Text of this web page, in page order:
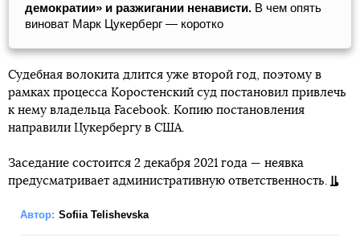
демократии» и разжигании ненависти. В чем опять
виноват Марк Цукерберг — коротко
Судебная волокита длится уже второй год, поэтому в
рамках процесса Коростенский суд постановил привлечь
к нему владельца Facebook. Копию постановления
направили Цукербергу в США.
Заседание состоится 2 декабря 2021 года — неявка
предусматривает административную ответственность.
Автор: Sofiia Telishevska